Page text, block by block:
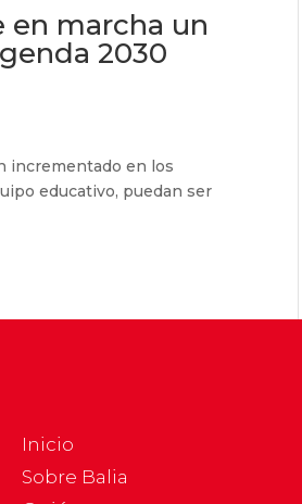
en marcha un
2030
incrementado en los
educativo, puedan ser
Inicio
Sobre Balia